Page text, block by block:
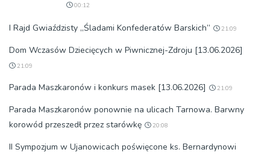
00:12
I Rajd Gwiaździsty „Śladami Konfederatów Barskich” 21:09
Dom Wczasów Dziecięcych w Piwnicznej-Zdroju [13.06.2026]
21:09
Parada Maszkaronów i konkurs masek [13.06.2026] 21:09
Parada Maszkaronów ponownie na ulicach Tarnowa. Barwny
korowód przeszedł przez starówkę
20:08
II Sympozjum w Ujanowicach poświęcone ks. Bernardynowi